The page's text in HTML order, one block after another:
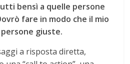
bensì a quelle persone
fare in modo che il mio
giuste.
a risposta diretta,